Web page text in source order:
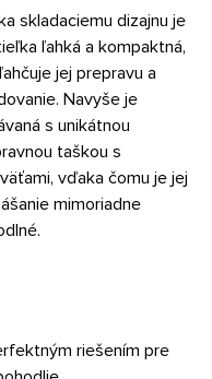
skladaciemu dizajnu je
ľahká a kompaktná,
jej prepravu a
Navyše je
s unikátnou
taškou s
vďaka čomu je jej
mimoriadne
riešením pre